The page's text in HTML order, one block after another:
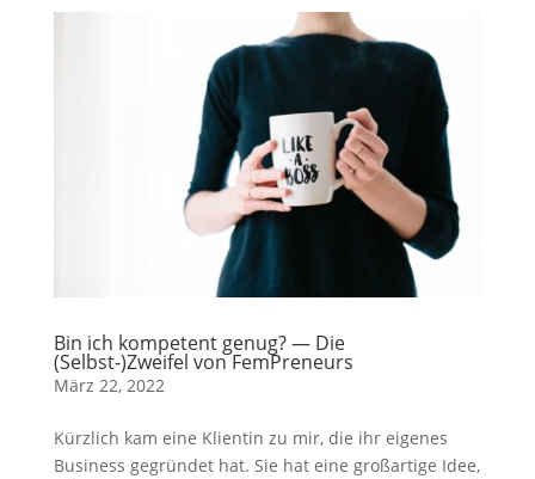
Bin ich kompetent genug? — Die
(Selbst-)Zweifel von FemPreneurs
März 22, 2022
Kürzlich kam eine Klientin zu mir, die ihr eigenes
Business gegründet hat. Sie hat eine großartige Idee,